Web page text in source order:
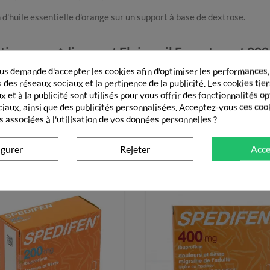
essentielle d'orange sur un support à base de dextrose.
au médicament Fluimucil Expectorant
des enfants.
demandez conseil à votre médecin ou à votre
demande d'accepter les cookies afin d'optimiser les
réseaux sociaux et la pertinence de la publicité. Les cookies
et à la publicité sont utilisés pour vous offrir des fonctionnalités
ainsi que des publicités personnalisées. Acceptez-vous ces
associées à l'utilisation de vos données personnelles ?
Rejeter